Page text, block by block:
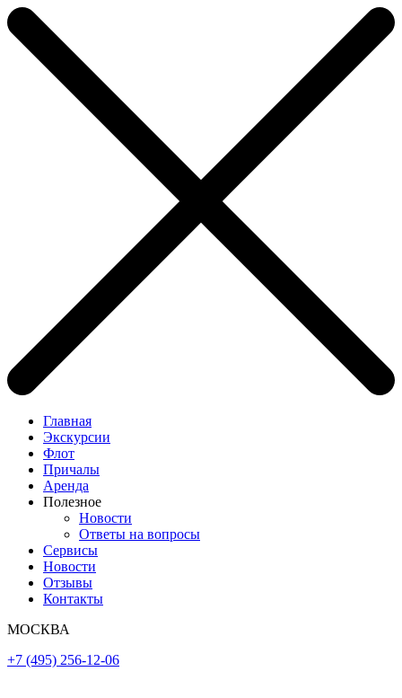
Главная
Экскурсии
Флот
Причалы
Аренда
Полезное
Новости
Ответы на вопросы
Сервисы
Новости
Отзывы
Контакты
МОСКВА
+7 (495) 256-12-06